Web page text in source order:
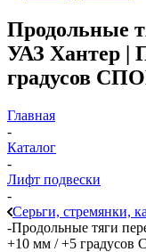
Продольные
УАЗ Хантер |
градусов
Главная
-
Каталог
-
Лифт подвески
-
Серьги, стремянки,
-Продольные тяги
+10 мм / +5